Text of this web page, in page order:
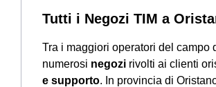
Tutti i Negozi TIM a
Tra i maggiori operatori del campo
numerosi negozi rivolti ai clienti
e supporto. In provincia di